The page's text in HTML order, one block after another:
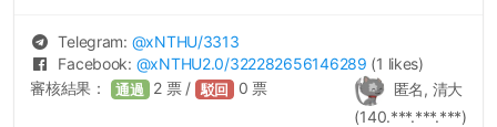
Telegram: @xNTHU/3313
Facebook: @xNTHU2.0/322282656146289 (1 likes)
匿名, 清大
(140.***.***.***)
審核結果： 通過 2 票 / 駁回 0 票